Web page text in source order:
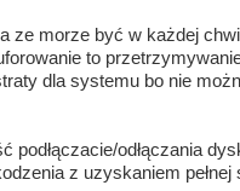
morze być w każdej
to
dla systemu bo nie
podłączacie/odłączania
z uzyskaniem pełnej